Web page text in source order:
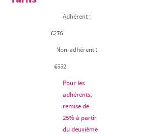
Adhérent :
€276
Non-adhérent :
€552
Pour les
adhérents,
remise de
25% à partir
du deuxième